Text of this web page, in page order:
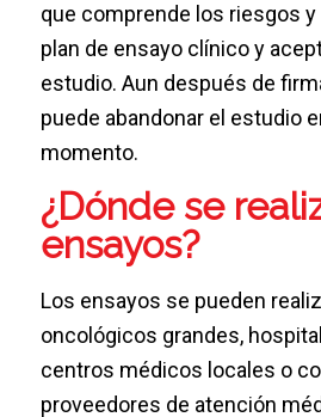
que comprende los riesgos
plan de ensayo clínico y
estudio. Aun después de
puede abandonar el estudio
momento.
¿Dónde se
ensayos?
Los ensayos se pueden
oncológicos grandes,
centros médicos locales o
proveedores de atención